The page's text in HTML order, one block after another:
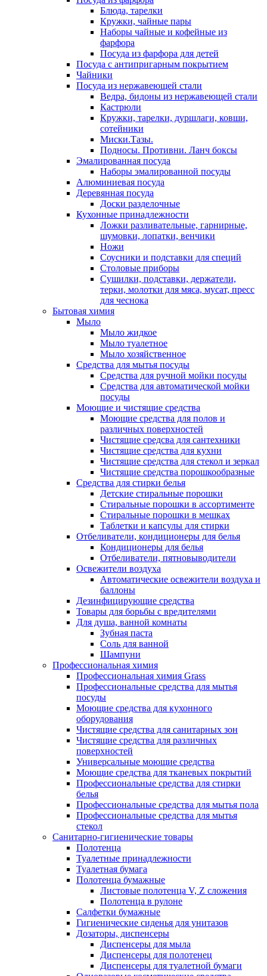
Блюда, тарелки
Кружки, чайные пары
Наборы чайные и кофейные из
фарфора
Посуда из фарфора для детей
Посуда с антипригарным покрытием
Чайники
Посуда из нержавеющей стали
Ведра, бидоны из нержавеющей стали
Кастрюли
Кружки, тарелки, дуршлаги, ковши,
сотейники
Миски.Тазы.
Подносы. Противни. Ланч боксы
Эмалированная посуда
Наборы эмалированной посуды
Алюминиевая посуда
Деревянная посуда
Доски разделочные
Кухонные принадлежности
Ложки разливательные, гарнирные,
шумовки, лопатки, венчики
Ножи
Соусники и подставки для специй
Столовые приборы
Сушилки, подставки, держатели,
терки, молотки для мяса, мусат, пресс
для чеснока
Бытовая химия
Мыло
Мыло жидкое
Мыло туалетное
Мыло хозяйственное
Средства для мытья посуды
Средства для ручной мойки посуды
Средства для автоматической мойки
посуды
Моющие и чистящие средства
Моющие средства для полов и
различных поверхностей
Чистящие средсва для сантехники
Чистящие средства для кухни
Чистящие средства для стекол и зеркал
Чистящие средства порошкообразные
Средства для стирки белья
Детские стиральные порошки
Стиральные порошки в ассортименте
Стиральные порошки в мешках
Таблетки и капсулы для стирки
Отбеливатели, кондиционеры для белья
Кондиционеры для белья
Отбеливатели, пятновыводители
Освежители воздуха
Автоматические освежители воздуха и
баллоны
Дезинфицирующие средства
Товары для борьбы с вредителями
Для душа, ванной комнаты
Зубная паста
Соль для ванной
Шампуни
Профессиональная химия
Профессиональная химия Grass
Профессиональные средства для мытья
посуды
Моющие средства для кухонного
оборудования
Чистящие средства для санитарных зон
Чистящие средства для различных
поверхностей
Универсальные моющие средства
Моющие средства для тканевых покрытий
Профессиональные средства для стирки
белья
Профессиональные средства для мытья пола
Профессиональные средства для мытья
стекол
Санитарно-гигиенические товары
Полотенца
Туалетные принадлежности
Туалетная бумага
Полотенца бумажные
Листовые полотенца V, Z сложения
Полотенца в рулоне
Салфетки бумажные
Гигиенические сиденья для унитазов
Дозаторы, диспенсеры
Диспенсеры для мыла
Диспенсеры для полотенец
Диспенсеры для туалетной бумаги